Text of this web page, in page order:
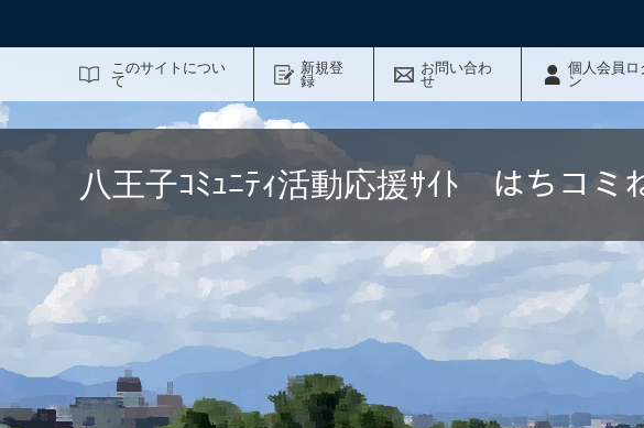
このサイトについ
て
新規登
録
お問い合わ
せ
個人会員ロ
ン
八王子ｺﾐｭﾆﾃｨ活動応援ｻｲﾄ はちコミ